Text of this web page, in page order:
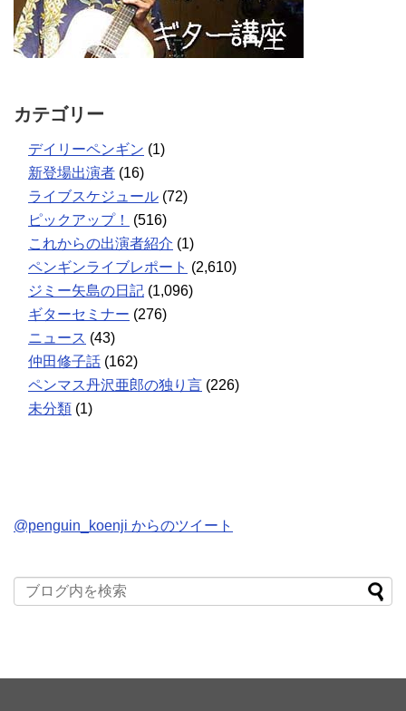
カテゴリー
デイリーペンギン (1)
新登場出演者 (16)
ライブスケジュール (72)
ピックアップ！
(516)
これからの出演者紹介 (1)
ペンギンライブレポート (2,610)
ジミー矢島の日記 (1,096)
ギターセミナー (276)
ニュース (43)
仲田修子話 (162)
ペンマス丹沢亜郎の独り言 (226)
未分類 (1)
@penguin_koenji からのツイート